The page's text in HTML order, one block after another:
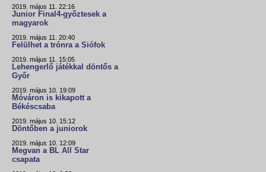
2019. május 11. 22:16
Junior Final4-győztesek a
magyarok
2019. május 11. 20:40
Felülhet a trónra a Siófok
2019. május 11. 15:05
Lehengerlő játékkal döntős a
Győr
2019. május 10. 19:09
Móváron is kikapott a
Békéscsaba
2019. május 10. 15:12
Döntőben a juniorok
2019. május 10. 12:09
Megvan a BL All Star
csapata